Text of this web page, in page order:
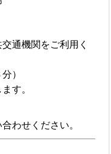
通機関をご利用く
）
す。
わせください。